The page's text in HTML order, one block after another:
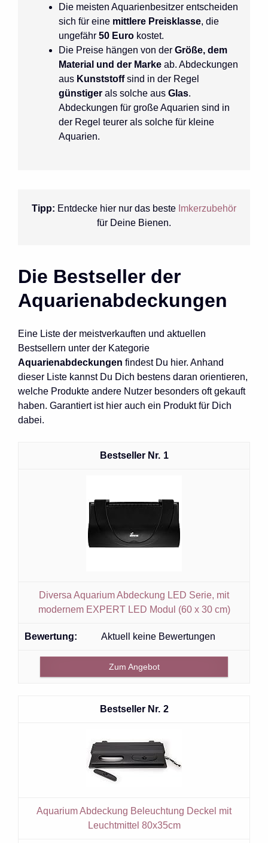
Die meisten Aquarienbesitzer entscheiden
sich für eine mittlere Preisklasse, die
ungefähr 50 Euro kostet.
Die Preise hängen von der Größe, dem
Material und der Marke ab. Abdeckungen
aus Kunststoffsind in der Regel
günstiger als solche aus Glas.
Abdeckungen für große Aquarien sind in
der Regel teurer als solche für kleine
Aquarien.
Tipp: Entdecke hier nur das beste Imkerzubehör
für Deine Bienen.
Die Bestseller der
Aquarienabdeckungen
Eine Liste der meistverkauften und aktuellen
Bestsellern unter der Kategorie
Aquarienabdeckungen findest Du hier. Anhand
dieser Liste kannst Du Dich bestens daran orientieren,
welche Produkte andere Nutzer besonders oft gekauft
haben. Garantiert ist hier auch ein Produkt für Dich
dabei.
1
Diversa Aquarium Abdeckung LED Serie, mit
modernem EXPERT LED Modul (60 x 30 cm)
Aktuell keine Bewertungen
Zum Angebot
2
Aquarium Abdeckung Beleuchtung Deckel mit
Leuchtmittel 80x35cm